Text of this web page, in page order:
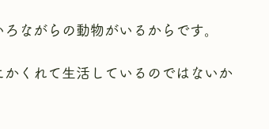
ながらの動物がいるからです。
くれて生活しているのではないか